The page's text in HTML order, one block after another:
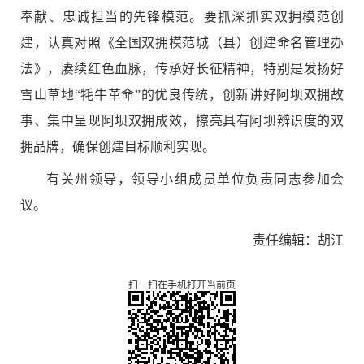
奉献、忠诚担当的先锋模范。要抓深抓实双拥模范创
建，认真对照《全国双拥模范城（县）创建命名管理办
法》，赓续红色血脉，传承好长征精神，特别是发扬好
雪山草地“牦牛革命”的优良传统，创新讲好阿坝双拥故
事、集中呈现阿坝双拥成效，擦亮具有阿坝辨识度的双
拥品牌，确保创建目标顺利实现。
有关州领导，领导小组成员单位负责同志参加会
议。
责任编辑：胡江
扫一扫在手机打开当前页